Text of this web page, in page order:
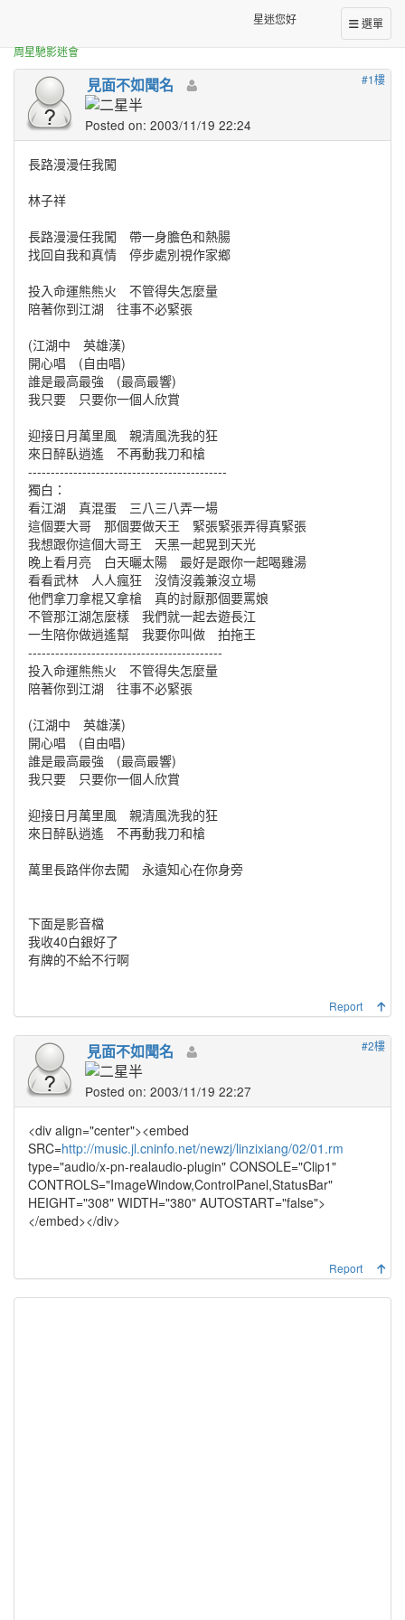
選單
星迷您好
周星馳影迷會
武狀元蘇乞兒片尾曲
#1樓
見面不如聞名
Posted on: 2003/11/19 22:24
長路漫漫任我闖
林子祥
長路漫漫任我闖 帶一身膽色和熱腸
找回自我和真情 停步處別視作家鄉
投入命運熊熊火 不管得失怎麼量
陪著你到江湖 往事不必緊張
(江湖中 英雄漢)
開心唱 (自由唱)
誰是最高最強 (最高最響)
我只要 只要你一個人欣賞
迎接日月萬里風 親清風洗我的狂
來日醉臥逍遙 不再動我刀和槍
--------------------------------------------
獨白：
看江湖 真混蛋 三八三八弄一場
這個要大哥 那個要做天王 緊張緊張弄得真緊張
我想跟你這個大哥王 天黑一起晃到天光
晚上看月亮 白天曬太陽 最好是跟你一起喝雞湯
看看武林 人人瘋狂 沒情沒義兼沒立場
他們拿刀拿棍又拿槍 真的討厭那個要罵娘
不管那江湖怎麼樣 我們就一起去遊長江
一生陪你做逍遙幫 我要你叫做 拍拖王
-------------------------------------------
投入命運熊熊火 不管得失怎麼量
陪著你到江湖 往事不必緊張
(江湖中 英雄漢)
開心唱 (自由唱)
誰是最高最強 (最高最響)
我只要 只要你一個人欣賞
迎接日月萬里風 親清風洗我的狂
來日醉臥逍遙 不再動我刀和槍
萬里長路伴你去闖 永遠知心在你身旁
下面是影音檔
我收40白銀好了
有牌的不給不行啊
Report
#2樓
見面不如聞名
Posted on: 2003/11/19 22:27
<div align="center"><embed
SRC=http://music.jl.cninfo.net/newzj/linzixiang/02/01.rm
type="audio/x-pn-realaudio-plugin" CONSOLE="Clip1"
CONTROLS="ImageWindow,ControlPanel,StatusBar"
HEIGHT="308" WIDTH="380" AUTOSTART="false">
</embed></div>
Report